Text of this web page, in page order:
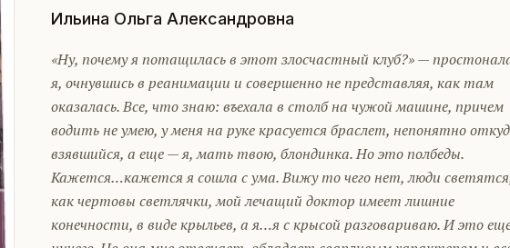
Ильина Ольга Александровна
«Ну, почему я потащилась в этот злосчастный клуб?» —
я, очнувшись в реанимации и совершенно не представляя, как там
оказалась. Все, что знаю: въехала в столб на чужой машине, причем
водить не умею, у меня на руке красуется браслет, непонятно
взявшийся, а еще — я, мать твою, блондинка. Но это полбеды.
Кажется…кажется я сошла с ума. Вижу то чего нет, люди
как чертовы светлячки, мой лечащий доктор имеет лишние
конечности, в виде крыльев, а я…я с крысой разговариваю. И это